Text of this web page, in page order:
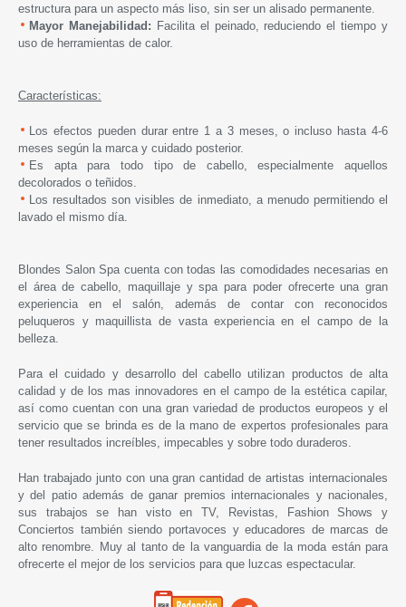
estructura para un aspecto más liso, sin ser un alisado permanente.
Mayor Manejabilidad: Facilita el peinado, reduciendo el tiempo y
uso de herramientas de calor.
Características:
Los efectos pueden durar entre 1 a 3 meses, o incluso hasta 4-6
meses según la marca y cuidado posterior.
Es apta para todo tipo de cabello, especialmente aquellos
decolorados o teñidos.
Los resultados son visibles de inmediato, a menudo permitiendo el
lavado el mismo día.
Blondes Salon Spa cuenta con todas las comodidades necesarias en
el área de cabello, maquillaje y spa para poder ofrecerte una gran
experiencia en el salón, además de contar con reconocidos
peluqueros y maquillista de vasta experiencia en el campo de la
belleza.
Para el cuidado y desarrollo del cabello utilizan productos de alta
calidad y de los mas innovadores en el campo de la estética capilar,
así como cuentan con una gran variedad de productos europeos y el
servicio que se brinda es de la mano de expertos profesionales para
tener resultados increíbles, impecables y sobre todo duraderos.
Han trabajado junto con una gran cantidad de artistas internacionales
y del patio además de ganar premios internacionales y nacionales,
sus trabajos se han visto en TV, Revistas, Fashion Shows y
Conciertos también siendo portavoces y educadores de marcas de
alto renombre. Muy al tanto de la vanguardia de la moda están para
ofrecerte el mejor de los servicios para que luzcas espectacular.